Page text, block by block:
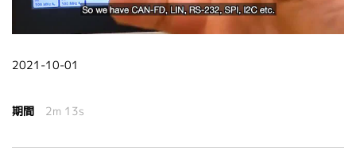
2021-10-01
期間 2m 13s